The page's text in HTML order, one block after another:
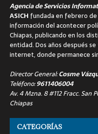
Agencia de Servicios
ASICH fundada en febrero
información del acontecer
Chiapas, publicando en los
entidad. Dos años después
internet, donde permanece
Director General:Cosme
Teléfono:9611406004
Av. 4 Mzna. 8 #112 Fracc. San
Chiapas
CATEGORÍAS